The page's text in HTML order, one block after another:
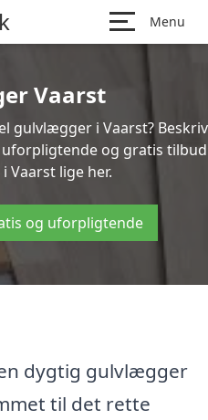
Menu
Vaarst
gulvlægger i Vaarst? Beskriv
og gratis tilbud
Vaarst lige her.
og uforpligtende
dygtig gulvlægger
til det rette